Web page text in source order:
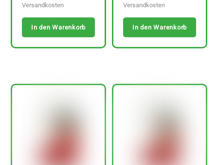
Versandkosten
In den Warenkorb
Versandkosten
In den Warenkorb